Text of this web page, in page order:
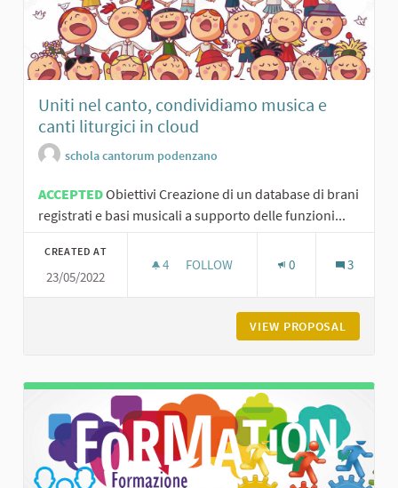
Uniti nel canto, condividiamo musica e
canti liturgici in cloud
schola cantorum podenzano
ACCEPTEDObiettivi Creazione di un database di brani
registrati e basi musicali a supporto delle funzioni...
CREATED AT
23/05/2022
4 4 FOLLOWERS
FOLLOW 0 3
VIEW PROPOSAL